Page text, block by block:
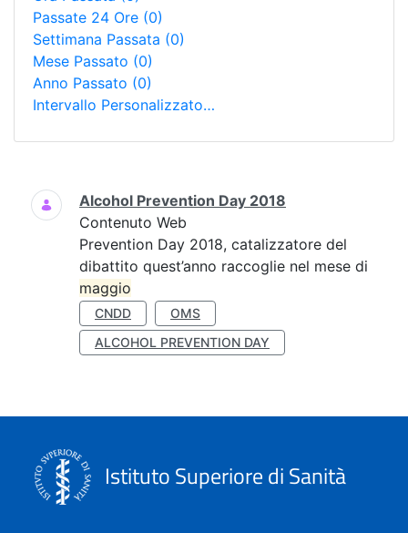
Passate 24 Ore (0)
Settimana Passata (0)
Mese Passato (0)
Anno Passato (0)
Intervallo Personalizzato…
Ricerca
Alcohol Prevention Day 2018
Contenuto Web
Prevention Day 2018, catalizzatore del
dibattito quest’anno raccoglie nel mese di
maggio
CNDD
OMS
ALCOHOL PREVENTION DAY
Istituto Superiore di Sanità